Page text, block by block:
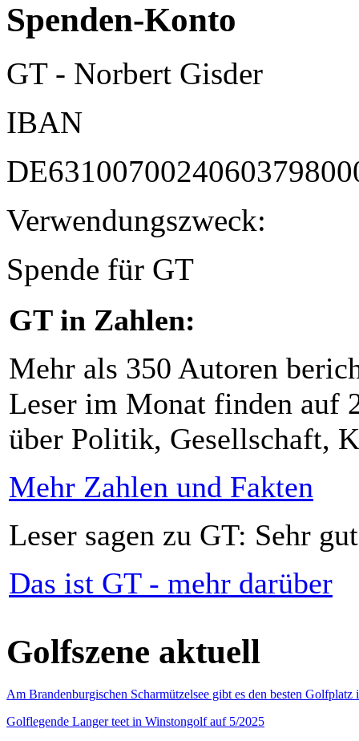
Spenden-Konto
GT - Norbert Gisder
IBAN
Verwendungszweck:
Spende für GT
GT in Zahlen:
Mehr als 350 Autoren
Leser im Monat finden auf
über Politik, Gesellschaft,
Mehr Zahlen und Fakten
Leser sagen zu GT: Sehr
Das ist GT - mehr darüber
Golfszene aktuell
Am Brandenburgischen Scharmützelsee gibt es den besten
Golflegende Langer teet in Winstongolf auf 5/2025